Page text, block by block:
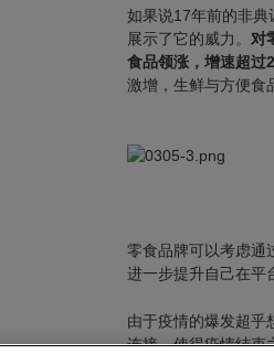
如果说17年前的非
展示了它的威力。 对
食品领涨，增速超过
激增，生鲜与方便食
零食品牌可以考虑通
进一步提升自己在平
由于疫情的爆发超乎
连接，使得疫情结束